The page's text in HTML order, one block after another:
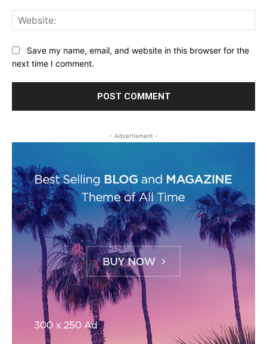
Save my name, email, and website in this browser for the
next time I comment.
- Advertisment -